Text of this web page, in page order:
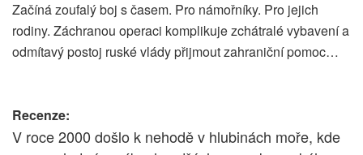
Začíná zoufalý boj s časem. Pro námořníky. Pro jejich
rodiny. Záchranou operaci komplikuje zchátralé vybavení a
odmítavý postoj ruské vlády přijmout zahraniční pomoc…
Recenze:
V roce 2000 došlo k nehodě v hlubinách moře, kde